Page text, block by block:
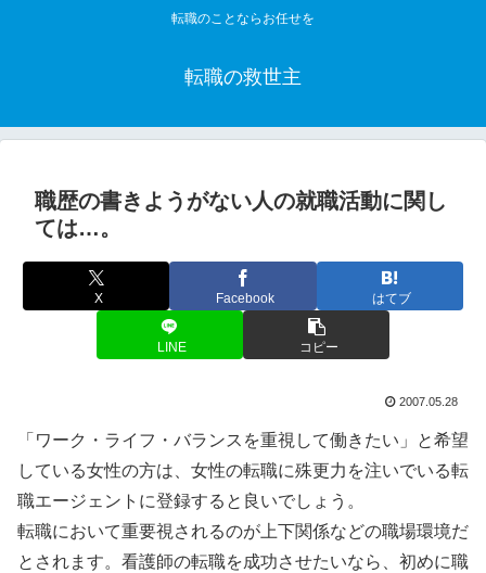
転職のことならお任せを
転職の救世主
職歴の書きようがない人の就職活動に関し
ては…。
X Facebook はてブ
LINE コピー
2007.05.28
「ワーク・ライフ・バランスを重視して働きたい」と希望
している女性の方は、女性の転職に殊更力を注いでいる転
職エージェントに登録すると良いでしょう。
転職において重要視されるのが上下関係などの職場環境だ
とされます。看護師の転職を成功させたいなら、初めに職